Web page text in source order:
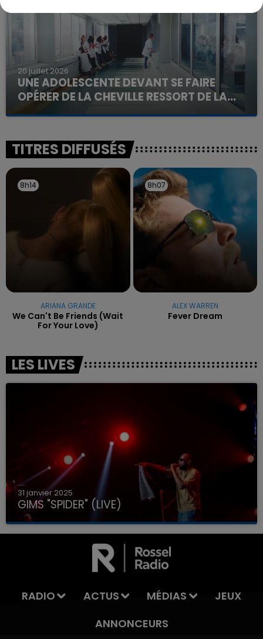
20 juillet 2026
UNE ADOLESCENTE DEVANT SE FAIRE
OPÉRER DE LA CHEVILLE RESSORT DE LA...
La famille a porté plainte contre la clinique qui a
excuses.
TITRES DIFFUSÉS
8h14
8h14
ARIANA GRANDE
We Can't Be Friends (wait
For Your Love)
8h07
8h07
ALEX WARREN
Fever Dream
LES LIVES
31 janvier 2025
GIMS "SPIDER" (LIVE)
RADIO ACTUS MÉDIAS
JEUX
ANNONCEURS